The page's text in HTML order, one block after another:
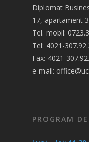
Diplomat
17, apartament
Tel. mobil:
Tel: 4021-
Fax: 4021-
e-mail:
PROGRAM